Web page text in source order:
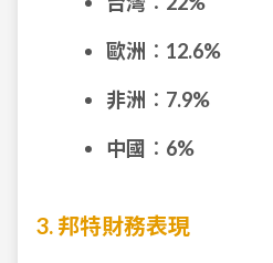
歐洲 ： 12.6%
非洲 ： 7.9%
中國 ： 6%
3. 邦特財務表現